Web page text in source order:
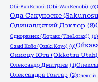
Обі-Ван Кенобі (Obi-Wan Kenobi) (0)
Ода Сакуноске
Одинадцятий Доктор (8)
Одноразник (Лоракс (The Lorax)) (0)
Озакі Койо (Ozaki Koyo) (0)
Оккоцу Юта (Okkotsu Utah)
Олександр Дмитрієв (1)
Олександра Гонтар (2)Олексій